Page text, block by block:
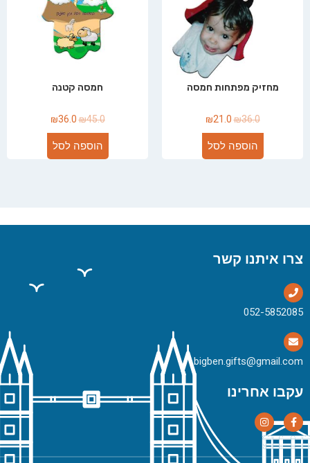
מחזיק מפתחות חמסה
₪36.0
₪21.0
הוספה לסל
חמסה קטנה
₪45.0
₪36.0
הוספה לסל
צרו איתנו קשר
bigben.gifts@gmail.com
עקבו אחרינו